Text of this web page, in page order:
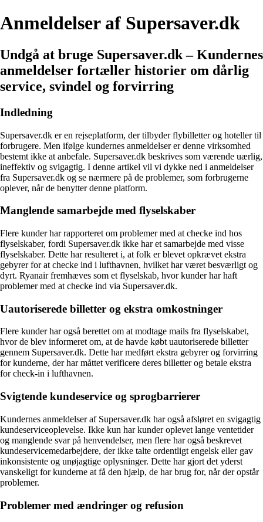
Anmeldelser af Supersaver.dk
Undgå at bruge Supersaver.dk – Kundernes
anmeldelser fortæller historier om dårlig
service, svindel og forvirring
Indledning
Supersaver.dk er en rejseplatform, der tilbyder flybilletter og hoteller til
forbrugere. Men ifølge kundernes anmeldelser er denne virksomhed
bestemt ikke at anbefale. Supersaver.dk beskrives som værende uærlig,
ineffektiv og svigagtig. I denne artikel vil vi dykke ned i anmeldelser
fra Supersaver.dk og se nærmere på de problemer, som forbrugerne
oplever, når de benytter denne platform.
Manglende samarbejde med flyselskaber
Flere kunder har rapporteret om problemer med at checke ind hos
flyselskaber, fordi Supersaver.dk ikke har et samarbejde med visse
flyselskaber. Dette har resulteret i, at folk er blevet opkrævet ekstra
gebyrer for at checke ind i lufthavnen, hvilket har været besværligt og
dyrt. Ryanair fremhæves som et flyselskab, hvor kunder har haft
problemer med at checke ind via Supersaver.dk.
Uautoriserede billetter og ekstra omkostninger
Flere kunder har også berettet om at modtage mails fra flyselskabet,
hvor de blev informeret om, at de havde købt uautoriserede billetter
gennem Supersaver.dk. Dette har medført ekstra gebyrer og forvirring
for kunderne, der har måttet verificere deres billetter og betale ekstra
for check-in i lufthavnen.
Svigtende kundeservice og sprogbarrierer
Kundernes anmeldelser af Supersaver.dk har også afsløret en svigagtig
kundeserviceoplevelse. Ikke kun har kunder oplevet lange ventetider
og manglende svar på henvendelser, men flere har også beskrevet
kundeservicemedarbejdere, der ikke talte ordentligt engelsk eller gav
inkonsistente og unøjagtige oplysninger. Dette har gjort det yderst
vanskeligt for kunderne at få den hjælp, de har brug for, når der opstår
problemer.
Problemer med ændringer og refusion